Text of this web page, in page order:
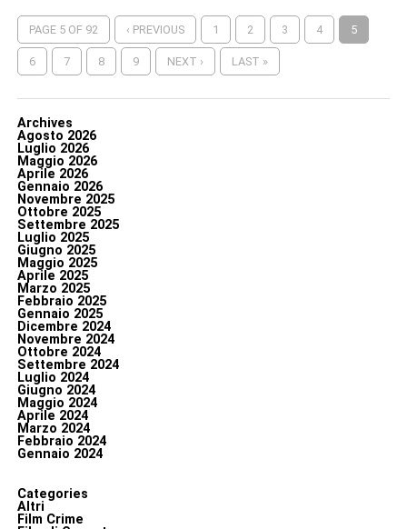
PAGE 5 OF 92 ‹ PREVIOUS 1 2 3 4 5
6 7 8 9 NEXT › LAST »
Archives
Agosto 2026
Luglio 2026
Maggio 2026
Aprile 2026
Gennaio 2026
Novembre 2025
Ottobre 2025
Settembre 2025
Luglio 2025
Giugno 2025
Maggio 2025
Aprile 2025
Marzo 2025
Febbraio 2025
Gennaio 2025
Dicembre 2024
Novembre 2024
Ottobre 2024
Settembre 2024
Luglio 2024
Giugno 2024
Maggio 2024
Aprile 2024
Marzo 2024
Febbraio 2024
Gennaio 2024
Categories
Altri
Film Crime